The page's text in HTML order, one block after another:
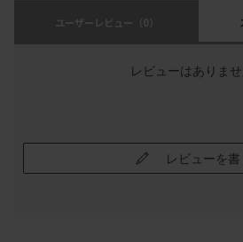
ユーザーレビュー （0）
レビューはありませ
レビューを書